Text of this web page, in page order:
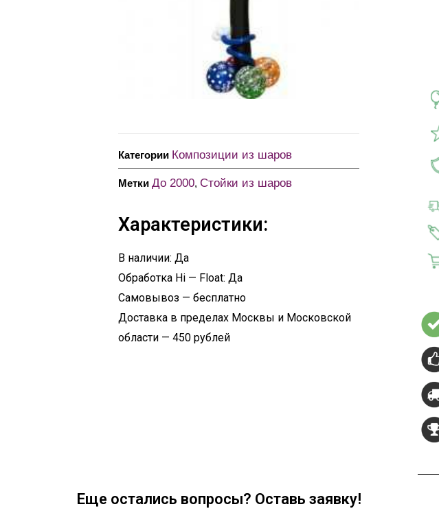
Категории Композиции из шаров
Метки До 2000, Стойки из шаров
Характеристики:
В наличии: Да
Обработка Hi — Float: Да
Самовывоз — бесплатно
Доставка в пределах Москвы и Московской
области — 450 рублей
Еще остались вопросы? Оставь заявку!